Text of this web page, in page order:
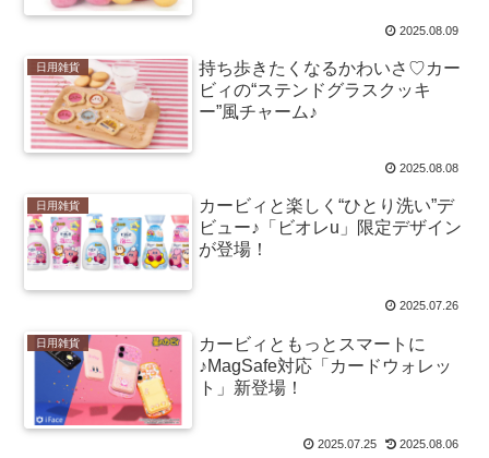
2025.08.09
日用雑貨
持ち歩きたくなるかわいさ♡カー
ビィの“ステンドグラスクッキ
ー”風チャーム♪
2025.08.08
日用雑貨
カービィと楽しく“ひとり洗い”デ
ビュー♪「ビオレu」限定デザイン
が登場！
2025.07.26
日用雑貨
カービィともっとスマートに
♪MagSafe対応「カードウォレッ
ト」新登場！
2025.07.25 2025.08.06